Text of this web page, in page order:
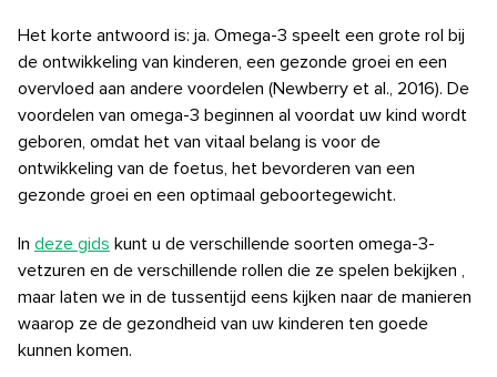
Het korte antwoord is: ja. Omega-3 speelt een grote rol bij
de ontwikkeling van kinderen, een gezonde groei en een
overvloed aan andere voordelen (Newberry et al., 2016). De
voordelen van omega-3 beginnen al voordat uw kind wordt
geboren, omdat het van vitaal belang is voor de
ontwikkeling van de foetus, het bevorderen van een
gezonde groei en een optimaal geboortegewicht.
In deze gids kunt u de verschillende soorten omega-3-
vetzuren en de verschillende rollen die ze spelen bekijken ,
maar laten we in de tussentijd eens kijken naar de manieren
waarop ze de gezondheid van uw kinderen ten goede
kunnen komen.